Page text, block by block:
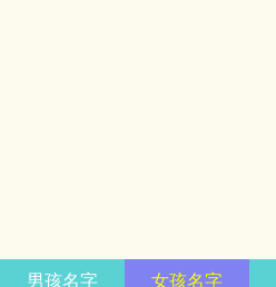
男孩名字 女孩名字